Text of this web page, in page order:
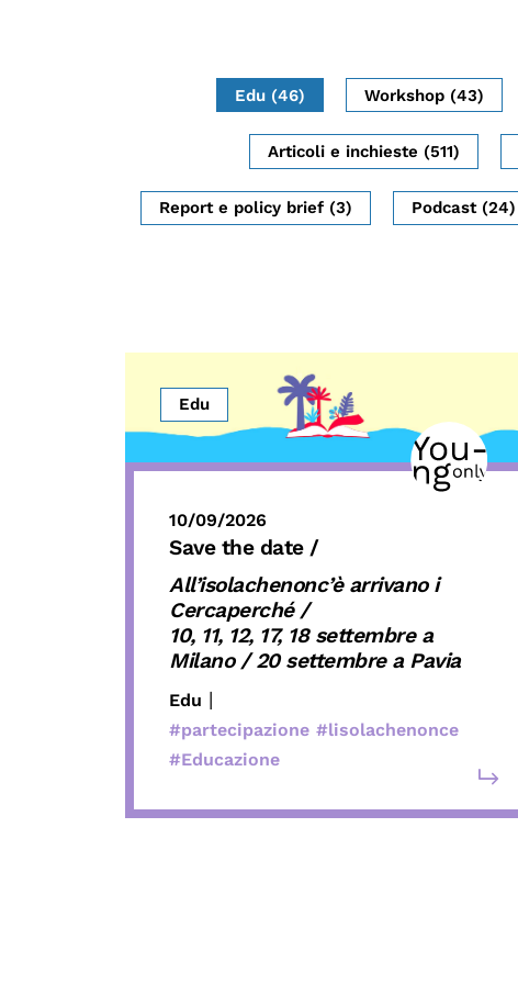
Edu (46) Workshop (43)
Articoli e inchieste (511)
Report e policy brief (3) Podcast (24)
Edu
10/09/2026
Save the date /
All’isolachenonc’è arrivano i
Cercaperché /
10, 11, 12, 17, 18 settembre a
Milano / 20 settembre a Pavia
Edu |
#partecipazione #lisolachenonce
#Educazione